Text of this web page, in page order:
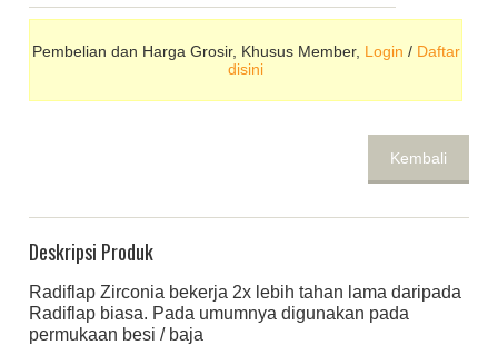
Pembelian dan Harga Grosir, Khusus Member, Login / Daftar
disini
Kembali
Deskripsi Produk
Radiflap Zirconia bekerja 2x lebih tahan lama daripada
Radiflap biasa. Pada umumnya digunakan pada
permukaan besi / baja